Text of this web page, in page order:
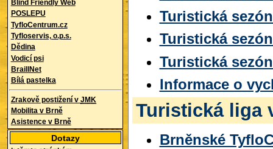
Turistická
Turistická
Turistická
Informace o
Turistická liga
Brněnské
Blind Friendly Web
POSLEPU
TyfloCentrum.cz
Tyfloservis, o.p.s.
Dědina
Vodicí psi
BraillNet
Bílá pastelka
Zrakově postižení v JMK
Mobilita v Brně
Asistence v Brně
Dotazy